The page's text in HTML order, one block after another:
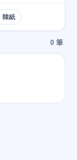
韓紙
0 筆